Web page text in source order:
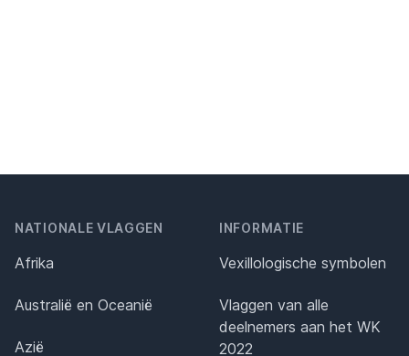
NATIONALE VLAGGEN
Afrika
Australië en Oceanië
Azië
INFORMATIE
Vexillologische symbolen
Vlaggen van alle
deelnemers aan het WK
2022